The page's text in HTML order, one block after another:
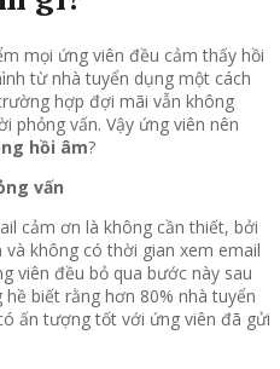
mọi ứng viên đều cảm thấy hồi
từ nhà tuyển dụng một cách
hợp đợi mãi vẫn không
phỏng vấn. Vậy ứng viên nên
hồi âm?
vấn
cảm ơn là không cần thiết, bởi
không có thời gian xem email
viên đều bỏ qua bước này sau
biết rằng hơn 80% nhà tuyển
ấn tượng tốt với ứng viên đã gửi